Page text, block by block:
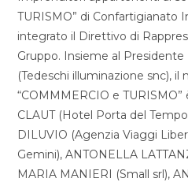
TURISMO” di Confartigianato
integrato il Direttivo di
Gruppo. Insieme al Presidente
(Tedeschi illuminazione snc), il
“COMMMERCIO e
CLAUT (Hotel Porta del
DILUVIO (Agenzia Viaggi
Gemini), ANTONELLA
MARIA MANIERI (Small srl),